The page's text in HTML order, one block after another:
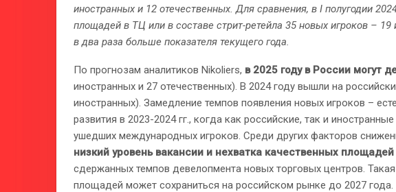
иностранных и 12 отечественных. Для сравнения, в I полугодии
площадей в ТЦ или в составе стрит-ретейла 35 новых игроков – 19
в два раза больше показателя текущего года.
По прогнозам аналитиков Nikoliers, в 2025 году в России могут
иностранных и 27 отечественных). В 2024 году вышли на
иностранных). Замедление темпов появления новых игроков –
развития в 2023-2024 гг., когда как российские, так и
ушедших международных игроков. Среди других факторов
низкий уровень вакансии и нехватка качественных
сдержанных темпов девелопмента новых торговых центров.
площадей может сохраниться на российском рынке до 2027 года.